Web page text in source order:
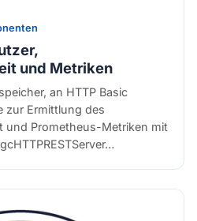
und Metriken
an HTTP Basic
zur Ermittlung des
und Prometheus-Metriken mit